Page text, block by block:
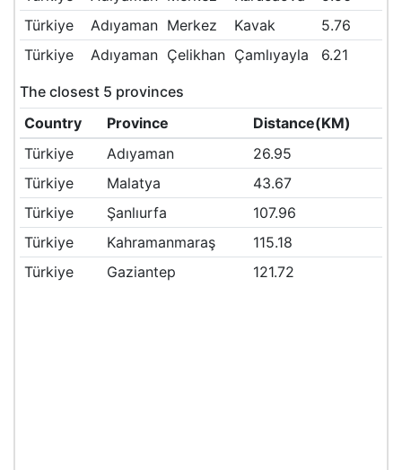
Türkiye
Adıyaman Merkez Kavak
5.76
Türkiye
Adıyaman Çelikhan Çamlıyayla 6.21
The closest 5 provinces
Country
Province
Distance(KM)
Türkiye
Adıyaman
26.95
Türkiye
Malatya
43.67
Türkiye
Şanlıurfa
107.96
Türkiye
Kahramanmaraş
115.18
Türkiye
Gaziantep 121.72